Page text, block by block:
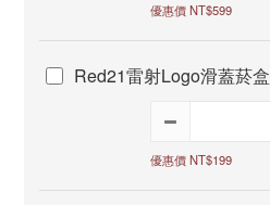
優惠價 NT$599
Red21雷射Logo滑蓋菸盒
優惠價 NT$199